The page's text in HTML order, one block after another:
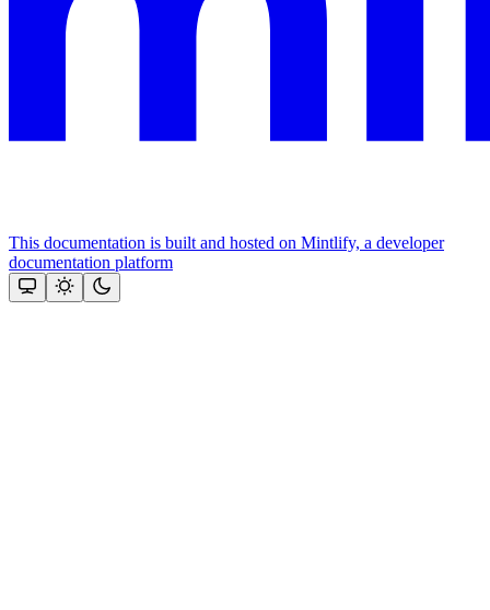
This documentation is built and hosted on Mintlify, a developer
documentation platform